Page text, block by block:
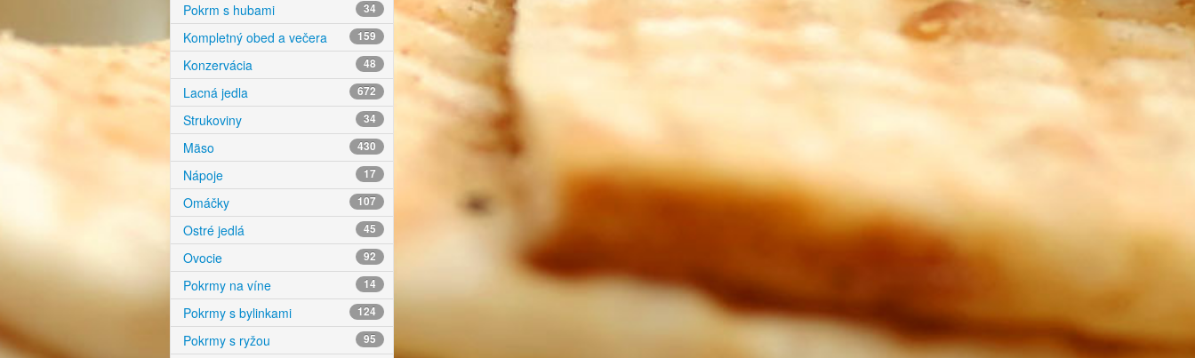
Pokrm s hubami 34
Kompletný obed a večera 159
Konzervácia 48
Lacná jedla 672
Strukoviny 34
Mäso 430
Nápoje 17
Omáčky 107
Ostré jedlá 45
Ovocie 92
Pokrmy na víne 14
Pokrmy s bylinkami 124
Pokrmy s ryžou 95